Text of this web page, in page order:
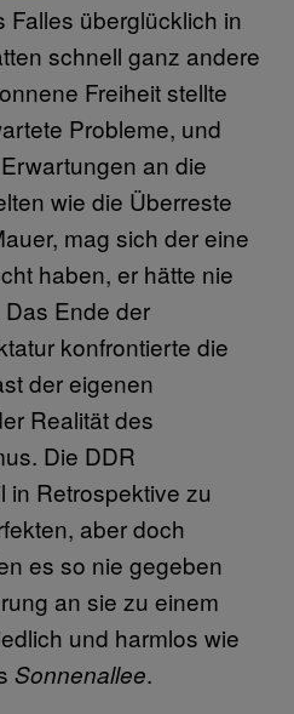
Falles überglücklich in
schnell ganz andere
Freiheit stellte
Probleme, und
an die
wie die Überreste
mag sich der eine
haben, er hätte nie
Ende der
konfrontierte die
der eigenen
Realität des
Die DDR
in Retrospektive zu
aber doch
es so nie gegeben
an sie zu einem
und harmlos wie
Sonnenallee.